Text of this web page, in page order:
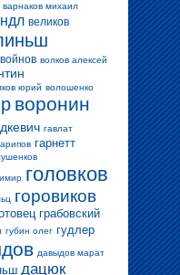
варнаков михаил
великов
войнов волков алексей
юрий волошенко
воронин
гавлат
гарнетт
головков
горовиков
грабовский
губин олег гудлер
давыдов марат
дацюк